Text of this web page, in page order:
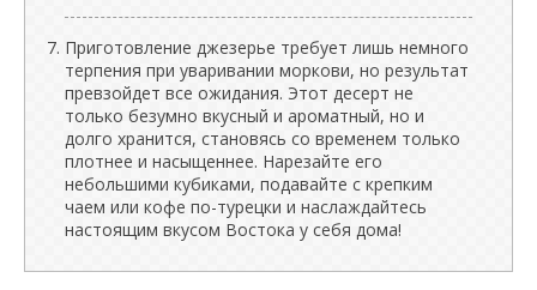
Приготовление джезерье требует лишь немного
терпения при уваривании моркови, но результат
превзойдет все ожидания. Этот десерт не
только безумно вкусный и ароматный, но и
долго хранится, становясь со временем только
плотнее и насыщеннее. Нарезайте его
небольшими кубиками, подавайте с крепким
чаем или кофе по-турецки и наслаждайтесь
настоящим вкусом Востока у себя дома!